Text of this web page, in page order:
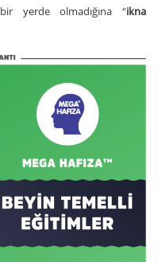
yerde olmadığına “ikna